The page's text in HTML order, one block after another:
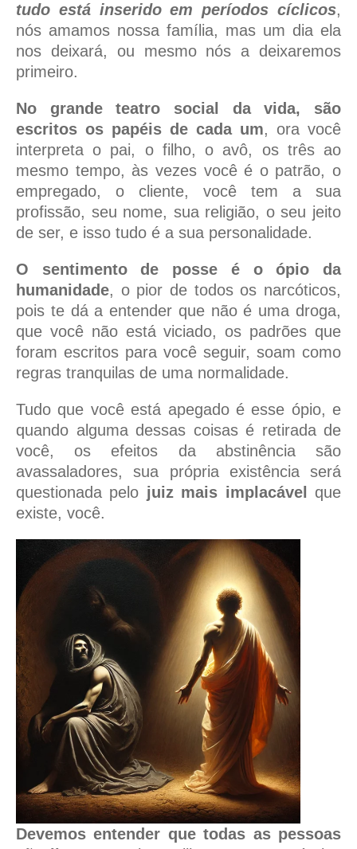
tudo está inserido em períodos cíclicos,
nós amamos nossa família, mas um dia ela
nos deixará, ou mesmo nós a deixaremos
primeiro.
No grande teatro social da vida, são
escritos os papéis de cada um, ora você
interpreta o pai, o filho, o avô, os três ao
mesmo tempo, às vezes você é o patrão, o
empregado, o cliente, você tem a sua
profissão, seu nome, sua religião, o seu jeito
de ser, e isso tudo é a sua personalidade.
O sentimento de posse é o ópio da
humanidade, o pior de todos os narcóticos,
pois te dá a entender que não é uma droga,
que você não está viciado, os padrões que
foram escritos para você seguir, soam como
regras tranquilas de uma normalidade.
Tudo que você está apegado é esse ópio, e
quando alguma dessas coisas é retirada de
você, os efeitos da abstinência são
avassaladores, sua própria existência será
questionada pelo juiz mais implacável
que
existe, você.
Devemos entender que todas as pessoas